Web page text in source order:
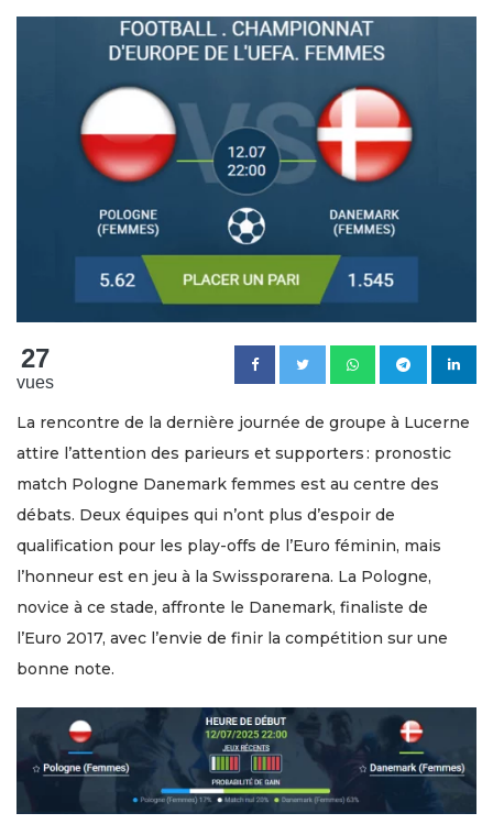
27
vues
La rencontre de la dernière journée de groupe à Lucerne
attire l’attention des parieurs et supporters : pronostic
match Pologne Danemark femmes est au centre des
débats. Deux équipes qui n’ont plus d’espoir de
qualification pour les play-offs de l’Euro féminin, mais
l’honneur est en jeu à la Swissporarena. La Pologne,
novice à ce stade, affronte le Danemark, finaliste de
l’Euro 2017, avec l’envie de finir la compétition sur une
bonne note.